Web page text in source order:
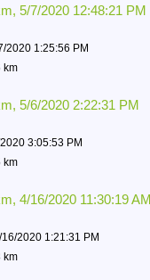
5/7/2020 12:48:21 PM
2020 1:25:56 PM
km
5/6/2020 2:22:31 PM
3:05:53 PM
km
4/16/2020 11:30:19 AM
2020 1:21:31 PM
km